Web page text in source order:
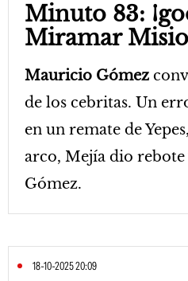
Minuto 83:
Miramar
Mauricio Gómez
de los cebritas. Un
en un remate de
arco, Mejía dio
Gómez.
18-10-2025 20:09